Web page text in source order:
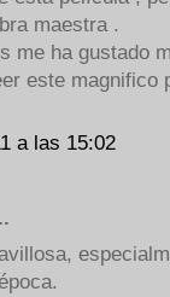
maestra .
me ha gustado
este magnifico
a las 15:02